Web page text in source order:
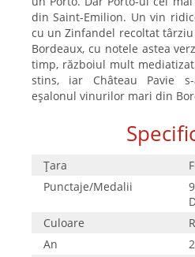
din Saint-Emilion. Un vin
cu un Zinfandel recoltat
Bordeaux, cu notele astea
timp, războiul mult
stins, iar Château Pavie
eșalonul vinurilor mari din
Țara
Punctaje/Medalii
Culoare
An